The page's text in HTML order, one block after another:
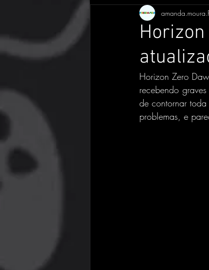
Horizon Zero
recebendo
de contornar
problemas, e